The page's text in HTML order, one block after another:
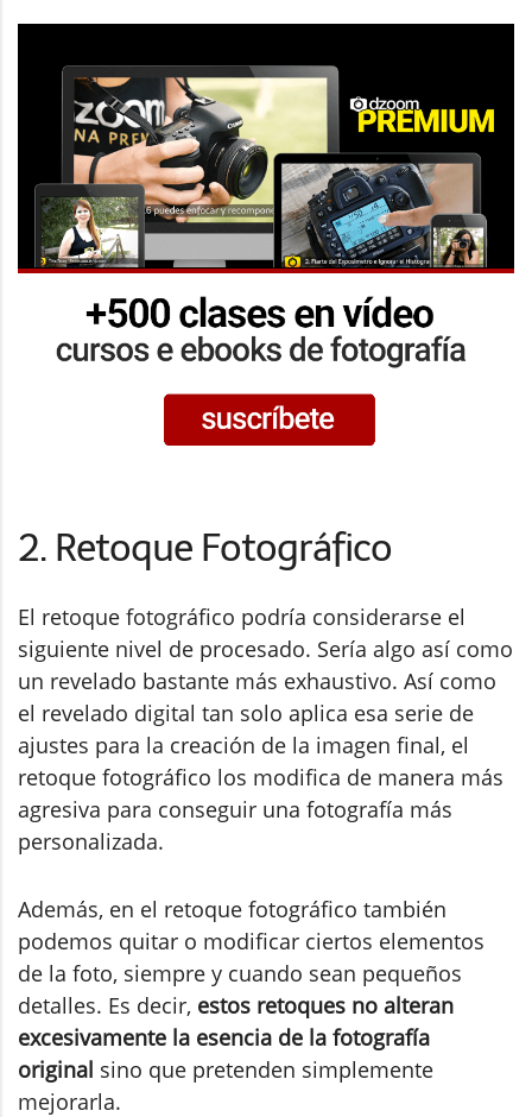
2. Retoque Fotográfico
El retoque fotográfico podría considerarse el
siguiente nivel de procesado. Sería algo así como
un revelado bastante más exhaustivo. Así como
el revelado digital tan solo aplica esa serie de
ajustes para la creación de la imagen final, el
retoque fotográfico los modifica de manera más
agresiva para conseguir una fotografía más
personalizada.
Además, en el retoque fotográfico también
podemos quitar o modificar ciertos elementos
de la foto, siempre y cuando sean pequeños
detalles. Es decir, estos retoques no alteran
excesivamente la esencia de la fotografía
original sino que pretenden simplemente
mejorarla.